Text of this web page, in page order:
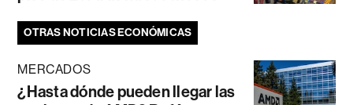
OTRAS NOTICIAS ECONÓMICAS
MERCADOS
¿Hasta dónde pueden llegar las